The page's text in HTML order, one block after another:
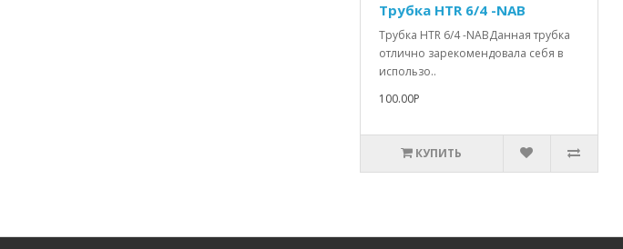
Трубка HTR 6/4 -NAB
Трубка HTR 6/4 -NABДанная трубка
отлично зарекомендовала себя в
использо..
100.00Р
КУПИТЬ